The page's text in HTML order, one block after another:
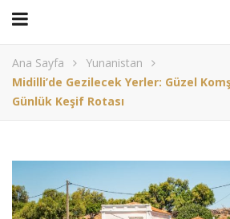
Ana Sayfa
Yunanistan
Midilli’de Gezilecek Yerler: Güzel
Günlük Keşif Rotası